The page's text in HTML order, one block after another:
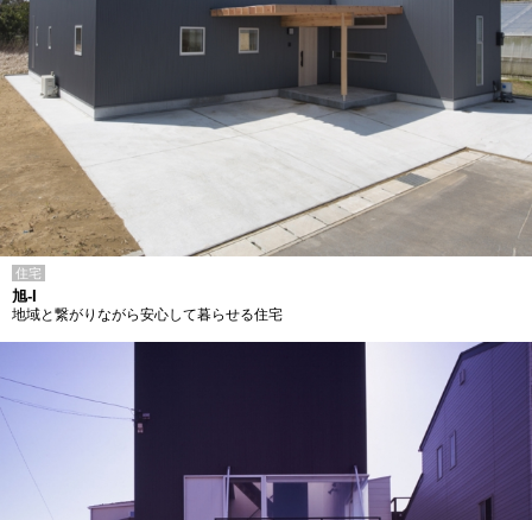
住宅
旭-I
地域と繋がりながら安心して暮らせる住宅